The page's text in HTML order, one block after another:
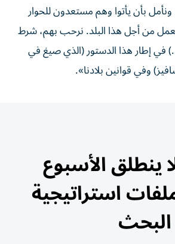
بأن يأتوا وهم مستعدون للحوار
من أجل هذا البلد. نرحب بهم، شرط
في إطار هذا الدستور (الذي صيغ في
وفي قوانين بلادنا».
ينطلق الأسبوع
استراتيجية